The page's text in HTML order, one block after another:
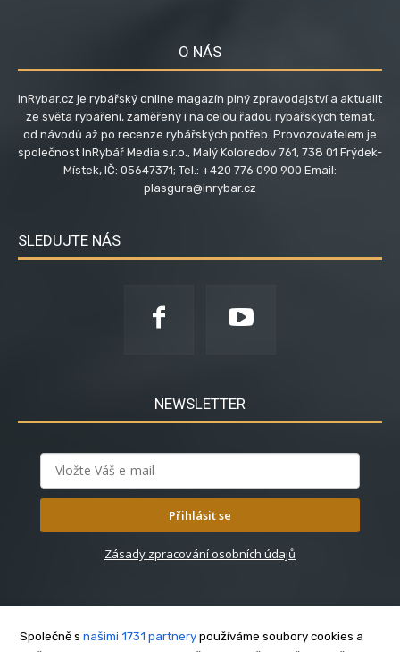
O NÁS
InRybar.cz je rybářský online magazín plný zpravodajství a aktualit
ze světa rybaření, zaměřený i na celou řadou rybářských témat,
od návodů až po recenze rybářských potřeb. Provozovatelem je
společnost InRybář Media s.r.o., Malý Koloredov 761, 738 01 Frýdek-
Místek, IČ: 05647371; Tel.: +420 776 090 900 Email:
plasgura@inrybar.cz
SLEDUJTE NÁS
NEWSLETTER
Přihlásit se
Zásady zpracování osobních údajů
Společně s našimi 1731 partnery používáme soubory cookies a